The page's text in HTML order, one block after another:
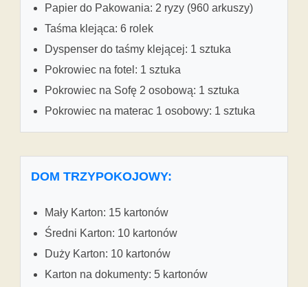
Papier do Pakowania: 2 ryzy (960 arkuszy)
Taśma klejąca: 6 rolek
Dyspenser do taśmy klejącej: 1 sztuka
Pokrowiec na fotel: 1 sztuka
Pokrowiec na Sofę 2 osobową: 1 sztuka
Pokrowiec na materac 1 osobowy: 1 sztuka
DOM TRZYPOKOJOWY:
Mały Karton: 15 kartonów
Średni Karton: 10 kartonów
Duży Karton: 10 kartonów
Karton na dokumenty: 5 kartonów